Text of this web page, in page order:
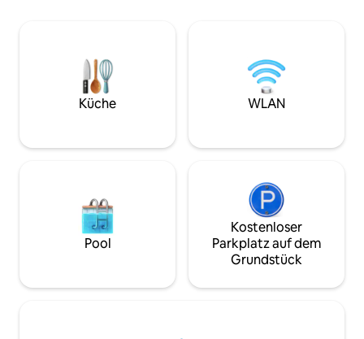
der Nähe von Stränden und Geschäften
befindet sich das Haus auch nur 5
Minuten von der Autobahn entfernt, um
die gesamte Insel mit dem Auto leicht zu
mauritischen Kurzurlaub!
Zuhause.
Küche WLAN
Pool
Kostenloser
Parkplatz auf dem
Grundstück